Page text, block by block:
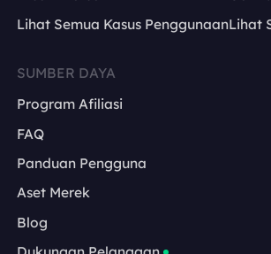
Lihat Semua Kasus PenggunaanLihat
SUMBER DAYA
Program Afiliasi
FAQ
Panduan Pengguna
Aset Merek
Blog